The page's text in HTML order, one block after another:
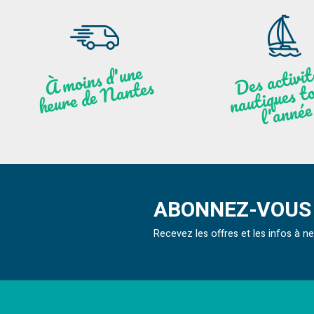
À
moi
ns
d'u
ne
heu
re
de
N
a
ntes quesnée
ABONNEZ-
Recevez les offres et les infos à